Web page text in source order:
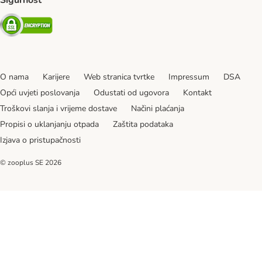
Security
O nama Karijere Web stranica tvrtke Impressum
DSA
Opći uvjeti poslovanja
Odustati od ugovora
Kontakt
Troškovi slanja i vrijeme dostave
Načini plaćanja
Propisi o uklanjanju otpada
Zaštita podataka
Izjava o pristupačnosti
© zooplus SE 2026